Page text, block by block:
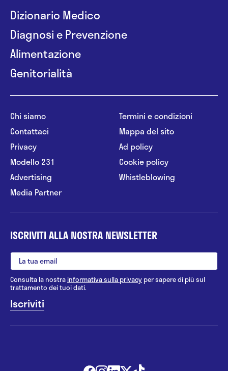
Dizionario Medico
Diagnosi e Prevenzione
Alimentazione
Genitorialità
Chi siamo
Contattaci
Privacy
Modello 231
Advertising
Media Partner
Termini e condizioni
Mappa del sito
Ad policy
Cookie policy
Whistleblowing
ISCRIVITI ALLA NOSTRA NEWSLETTER
Consulta la nostrainformativa sulla privacy per sapere di più sul
trattamento dei tuoi dati.